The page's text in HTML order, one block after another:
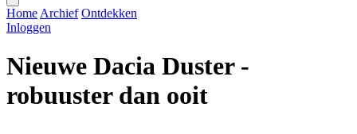
Home Archief Ontdekken
Inloggen
Nieuwe Dacia Duster -
robuuster dan ooit